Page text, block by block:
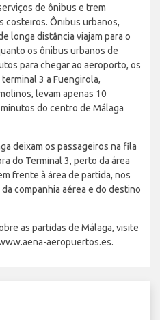
de ônibus e trem
costeiros. Ônibus urbanos,
longa distância viajam para o
os ônibus urbanos de
para chegar ao aeroporto, os
3 a Fuengirola,
levam apenas 10
do centro de Málaga
deixam os passageiros na fila
do Terminal 3, perto da área
frente à área de partida, nos
companhia aérea e do destino
as partidas de Málaga, visite
aeropuertos.es.